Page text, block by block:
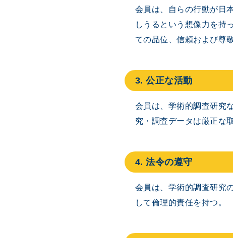
会員は、自らの行動が日
しうるという想像力を持
ての品位、信頼および尊
3. 公正な活動
会員は、学術的調査研究
究・調査データは厳正な
4. 法令の遵守
会員は、学術的調査研究
して倫理的責任を持つ。